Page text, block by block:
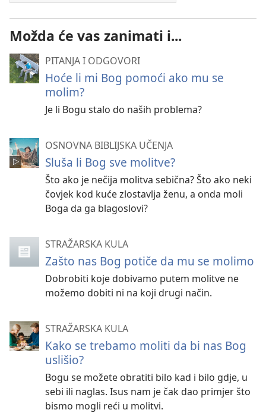
Možda će vas zanimati i...
PITANJA I ODGOVORI
Hoće li mi Bog pomoći ako mu se
molim?
Je li Bogu stalo do naših problema?
OSNOVNA BIBLIJSKA UČENJA
Sluša li Bog sve molitve?
Što ako je nečija molitva sebična? Što ako neki
čovjek kod kuće zlostavlja ženu, a onda moli
Boga da ga blagoslovi?
STRAŽARSKA KULA
Zašto nas Bog potiče da mu se molimo
Dobrobiti koje dobivamo putem molitve ne
možemo dobiti ni na koji drugi način.
STRAŽARSKA KULA
Kako se trebamo moliti da bi nas Bog
uslišio?
Bogu se možete obratiti bilo kad i bilo gdje, u
sebi ili naglas. Isus nam je čak dao primjer što
bismo mogli reći u molitvi.